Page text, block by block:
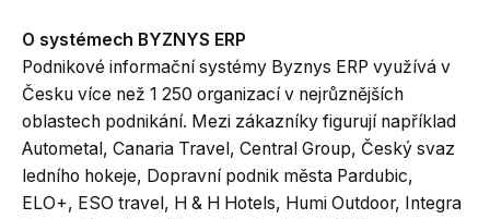
O systémech BYZNYS ERP
Podnikové informační systémy Byznys ERP využívá v
Česku více než 1 250 organizací v nejrůznějších
oblastech podnikání. Mezi zákazníky figurují například
Autometal, Canaria Travel, Central Group, Český svaz
ledního hokeje, Dopravní podnik města Pardubic,
ELO+, ESO travel, H & H Hotels, Humi Outdoor, Integra